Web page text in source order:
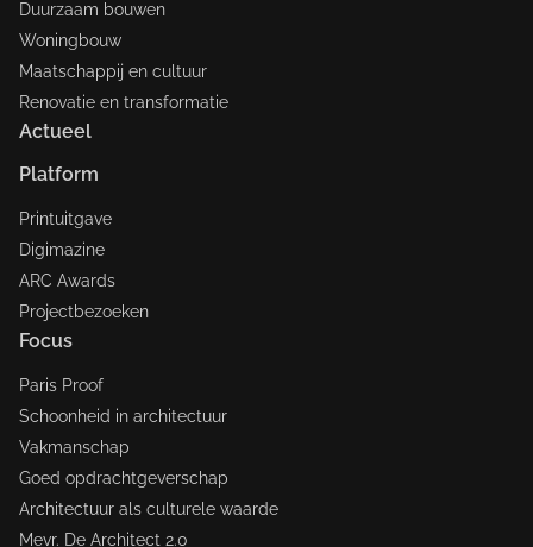
Duurzaam bouwen
Woningbouw
Maatschappij en cultuur
Renovatie en transformatie
Actueel
Platform
Printuitgave
Digimazine
ARC Awards
Projectbezoeken
Focus
Paris Proof
Schoonheid in architectuur
Vakmanschap
Goed opdrachtgeverschap
Architectuur als culturele waarde
Mevr. De Architect 2.0